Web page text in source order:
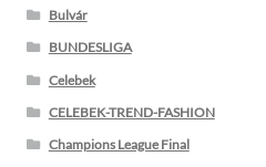
Bulvár
BUNDESLIGA
Celebek
CELEBEK-TREND-FASHION
Champions League Final